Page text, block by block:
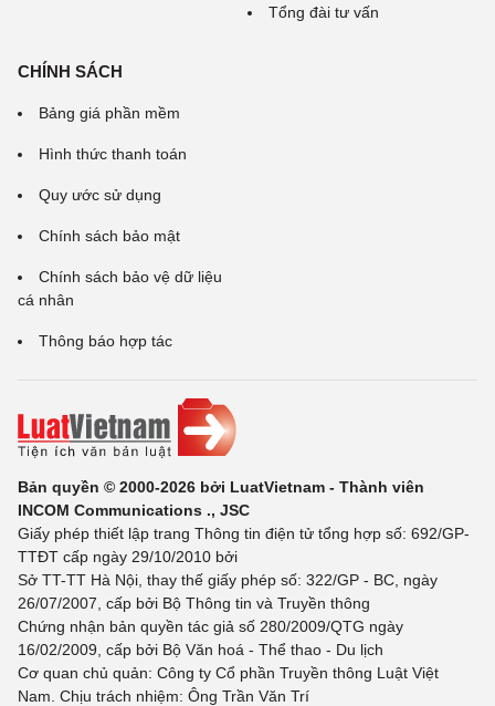
Tổng đài tư vấn
CHÍNH SÁCH
Bảng giá phần mềm
Hình thức thanh toán
Quy ước sử dụng
Chính sách bảo mật
Chính sách bảo vệ dữ liệu
cá nhân
Thông báo hợp tác
Bản quyền © 2000-2026 bởi LuatVietnam - Thành viên
INCOM Communications ., JSC
Giấy phép thiết lập trang Thông tin điện tử tổng hợp số: 692/GP-
TTĐT cấp ngày 29/10/2010 bởi
Sở TT-TT Hà Nội, thay thế giấy phép số: 322/GP - BC, ngày
26/07/2007, cấp bởi Bộ Thông tin và Truyền thông
Chứng nhận bản quyền tác giả số 280/2009/QTG ngày
16/02/2009, cấp bởi Bộ Văn hoá - Thể thao - Du lịch
Cơ quan chủ quản: Công ty Cổ phần Truyền thông Luật Việt
Nam. Chịu trách nhiệm: Ông Trần Văn Trí